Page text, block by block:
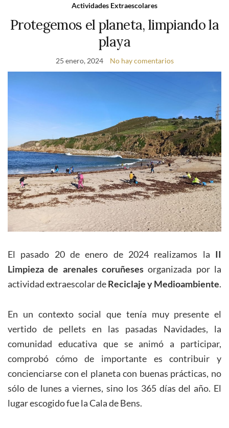
Actividades Extraescolares
Protegemos el planeta, limpiando la
playa
25 enero, 2024 No hay comentarios
El pasado 20 de enero de 2024 realizamos la II
Limpieza de arenales coruñeses organizada por la
actividad extraescolar deReciclaje y Medioambiente.
En un contexto social que tenía muy presente el
vertido de pellets en las pasadas Navidades, la
comunidad educativa que se animó a participar,
comprobó cómo de importante es contribuir y
concienciarse con el planeta con buenas prácticas, no
sólo de lunes a viernes, sino los 365 días del año. El
lugar escogido fue la Cala de Bens.